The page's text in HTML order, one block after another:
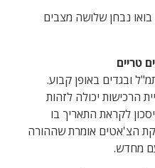
בואו נבחן שלושה מצבים
ובגדים באופן קבוע.
הרכישות יכולה לזהות
לקראת התאריך בו
הצ'אטים אומרת שההורה
מחדש.